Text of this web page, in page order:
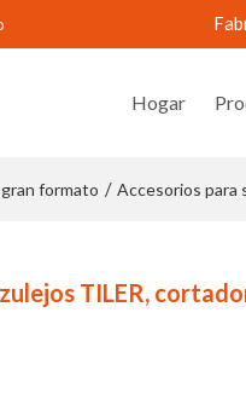
Hogar
formato / Accesorios para
TILER,